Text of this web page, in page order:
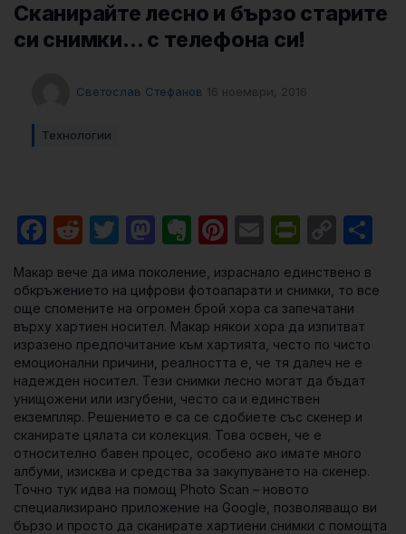
Сканирайте лесно и бързо старите
си снимки… с телефона си!
Светослав Стефанов 16 ноември, 2016
Технологии
Facebook
RedditTwitter
Mastodon
Evernote
Pinterest
Email
Макар вече да има поколение, израснало единствено в
обкръжението на цифрови фотоапарати и снимки, то все
още спомените на огромен брой хора са запечатани
върху хартиен носител. Макар някои хора да изпитват
изразено предпочитание към хартията, често по чисто
емоционални причини, реалността е, че тя далеч не е
надежден носител. Тези снимки лесно могат да бъдат
унищожени или изгубени, често са и единствен
екземпляр. Решението е са се сдобиете със скенер и
сканирате цялата си колекция. Това освен, че е
относително бавен процес, особено ако имате много
албуми, изисква и средства за закупуването на скенер.
Точно тук идва на помощ Photo Scan – новото
специализирано приложение на Google, позволяващо ви
бързо и просто да сканирате хартиени снимки с помощта